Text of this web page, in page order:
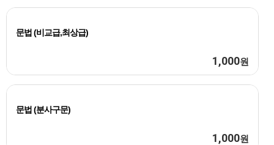
문법 (비교급,최상급)
1,000원
문법 (분사구문)
1,000원